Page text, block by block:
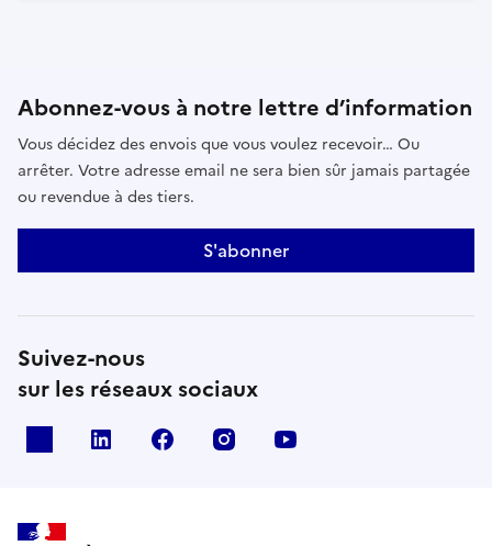
Abonnez-vous à notre lettre d’information
Vous décidez des envois que vous voulez recevoir… Ou
arrêter. Votre adresse email ne sera bien sûr jamais partagée
ou revendue à des tiers.
S'abonner
Suivez-nous
sur les réseaux sociaux
linkedin facebook instagram